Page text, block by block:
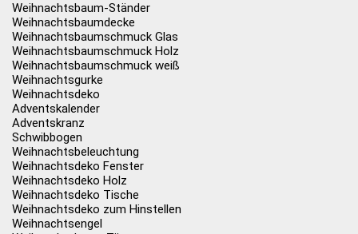
Weihnachtsbaum-Ständer
Weihnachtsbaumdecke
Weihnachtsbaumschmuck Glas
Weihnachtsbaumschmuck Holz
Weihnachtsbaumschmuck weiß
Weihnachtsgurke
Weihnachtsdeko
Adventskalender
Adventskranz
Schwibbogen
Weihnachtsbeleuchtung
Weihnachtsdeko Fenster
Weihnachtsdeko Holz
Weihnachtsdeko Tische
Weihnachtsdeko zum Hinstellen
Weihnachtsengel